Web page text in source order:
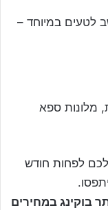
לטעים במיוחד –
מלונות ספא
לפחות חודש
בוקינג במחירים